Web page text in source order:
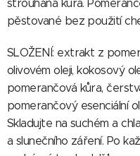
strouhaná kůra.
pěstované bez použití
SLOŽENÍ: extrakt z
olivovém oleji, kokosový
pomerančová kůra,
pomerančový esenciální
Skladujte na suchém a
a slunečního záření. Po